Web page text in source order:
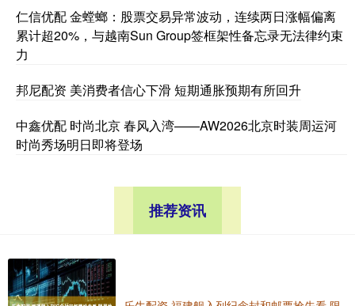
仁信优配 金螳螂：股票交易异常波动，连续两日涨幅偏离
累计超20%，与越南Sun Group签框架性备忘录无法律约束
力
邦尼配资 美消费者信心下滑 短期通胀预期有所回升
中鑫优配 时尚北京 春风入湾——AW2026北京时装周运河
时尚秀场明日即将登场
推荐资讯